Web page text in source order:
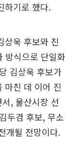
하기로 했다.
상욱 후보와 진
방식으로 단일화
김상욱 후보가
마친 데 이어 진
, 울산시장 선
두겸 후보, 무소
개될 전망이다.